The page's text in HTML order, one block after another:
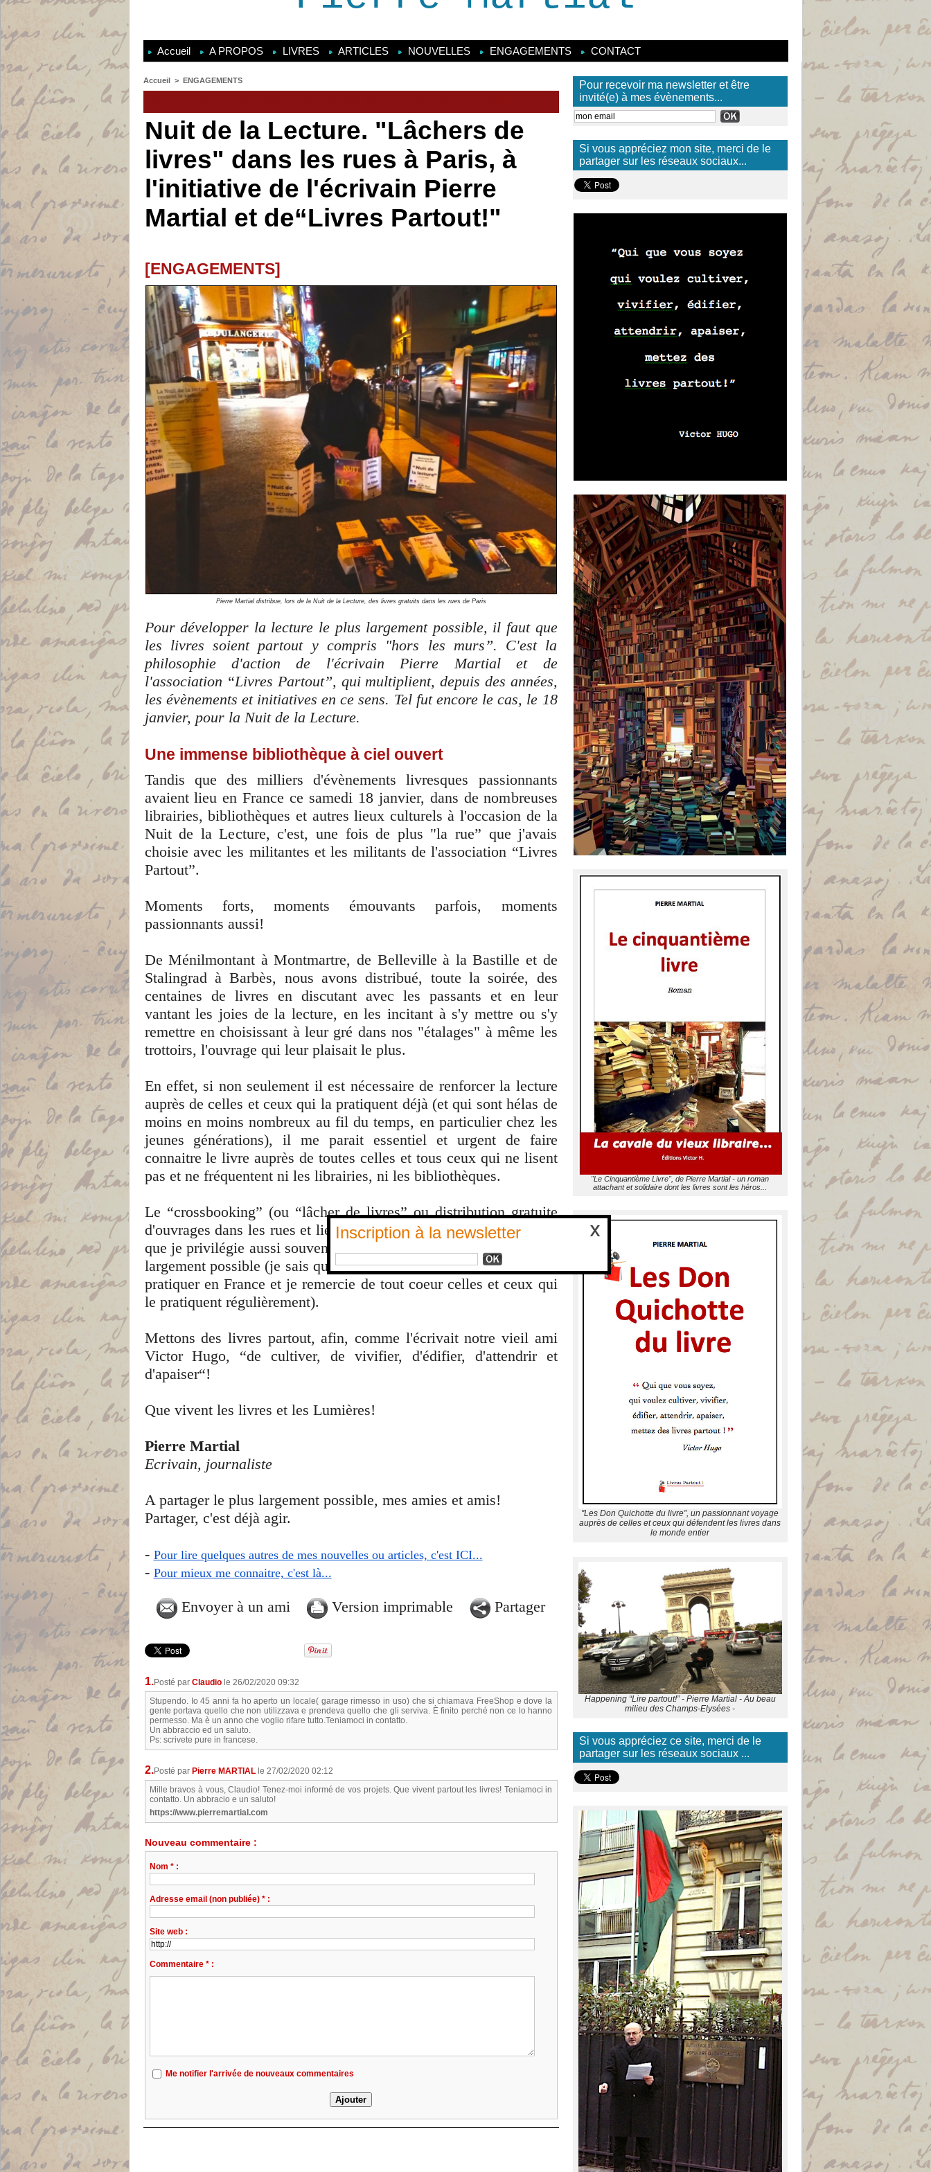
Accueil A PROPOS LIVRES ARTICLES NOUVELLES ENGAGEMENTS CONTACT
Accueil > ENGAGEMENTS
Nuit de la Lecture. "Lâchers de
livres" dans les rues à Paris, à
l'initiative de l'écrivain Pierre
Martial et de“Livres Partout!"
[ENGAGEMENTS]
Pierre Martial distribue, lors de la Nuit de la Lecture, des livres gratuits dans les rues de Paris
Pour développer la lecture le plus largement possible, il faut que
les livres soient partout y compris "hors les murs”. C'est la
philosophie d'action de l'écrivain Pierre Martial et de
l'association “Livres Partout”, qui multiplient, depuis des années,
les évènements et initiatives en ce sens. Tel fut encore le cas, le 18
janvier, pour la Nuit de la Lecture.
Une immense bibliothèque à ciel ouvert
Tandis que des milliers d'évènements livresques passionnants
avaient lieu en France ce samedi 18 janvier, dans de nombreuses
librairies, bibliothèques et autres lieux culturels à l'occasion de la
Nuit de la Lecture, c'est, une fois de plus "la rue” que j'avais
choisie avec les militantes et les militants de l'association “Livres
Partout”.
Moments forts, moments émouvants parfois, moments
passionnants aussi!
De Ménilmontant à Montmartre, de Belleville à la Bastille et de
Stalingrad à Barbès, nous avons distribué, toute la soirée, des
centaines de livres en discutant avec les passants et en leur
vantant les joies de la lecture, en les incitant à s'y mettre ou s'y
remettre en choisissant à leur gré dans nos "étalages" à même les
trottoirs, l'ouvrage qui leur plaisait le plus.
En effet, si non seulement il est nécessaire de renforcer la lecture
auprès de celles et ceux qui la pratiquent déjà (et qui sont hélas de
moins en moins nombreux au fil du temps, en particulier chez les
jeunes générations), il me parait essentiel et urgent de faire
connaitre le livre auprès de toutes celles et tous ceux qui ne lisent
pas et ne fréquentent ni les librairies, ni les bibliothèques.
Le “crossbooking” (ou “lâcher de livres” ou distribution gratuite
d'ouvrages dans les rues et lieux publics) est donc une des actions
que je privilégie aussi souvent que possible et incite à faire le plus
largement possible (je sais que nous sommes déjà des milliers à le
pratiquer en France et je remercie de tout coeur celles et ceux qui
le pratiquent régulièrement).
Mettons des livres partout, afin, comme l'écrivait notre vieil ami
Victor Hugo, “de cultiver, de vivifier, d'édifier, d'attendrir et
d'apaiser“!
Que vivent les livres et les Lumières!
Pierre Martial
Ecrivain, journaliste
A partager le plus largement possible, mes amies et amis!
Partager, c'est déjà agir.
- Pour lire quelques autres de mes nouvelles ou articles, c'est ICI...
- Pour mieux me connaitre, c'est là...
Envoyer à un ami Version imprimable Partager
1.Posté par Claudio le 26/02/2020 09:32
Stupendo. Io 45 anni fa ho aperto un locale( garage rimesso in uso) che si chiamava FreeShop e dove la
gente portava quello che non utilizzava e prendeva quello che gli serviva. È finito perché non ce lo hanno
permesso. Ma è un anno che voglio rifare tutto.Teniamoci in contatto.
Un abbraccio ed un saluto.
Ps: scrivete pure in francese.
2.Posté par Pierre MARTIAL le 27/02/2020 02:12
Mille bravos à vous, Claudio! Tenez-moi informé de vos projets. Que vivent partout les livres! Teniamoci in
contatto. Un abbracio e un saluto!
https://www.pierremartial.com
Nouveau commentaire :
Nom * :
Adresse email (non publiée) * :
Site web :
Commentaire * :
Me notifier l'arrivée de nouveaux commentaires
Pour recevoir ma newsletter et être
invité(e) à mes évènements...
Si vous appréciez mon site, merci de le
partager sur les réseaux sociaux...
"Le Cinquantième Livre", de Pierre Martial - un roman
attachant et solidaire dont les livres sont les héros...
"Les Don Quichotte du livre”, un passionnant voyage
auprès de celles et ceux qui défendent les livres dans
le monde entier
Happening “Lire partout!” - Pierre Martial - Au beau
milieu des Champs-Elysées -
Si vous appréciez ce site, merci de le
partager sur les réseaux sociaux ...
Inscription à la newsletter